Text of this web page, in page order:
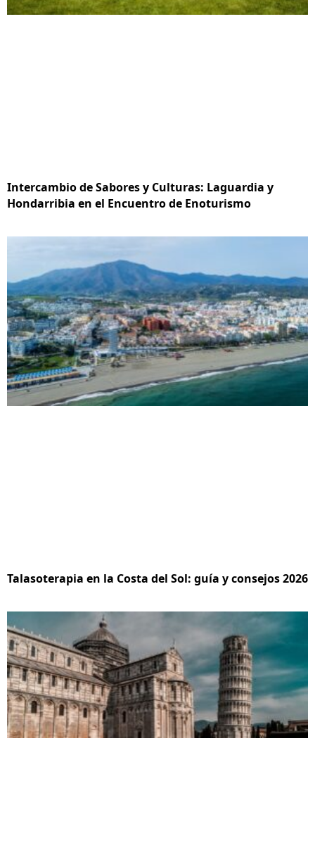
Intercambio de Sabores y Culturas: Laguardia y
Hondarribia en el Encuentro de Enoturismo
Talasoterapia en la Costa del Sol: guía y consejos 2026